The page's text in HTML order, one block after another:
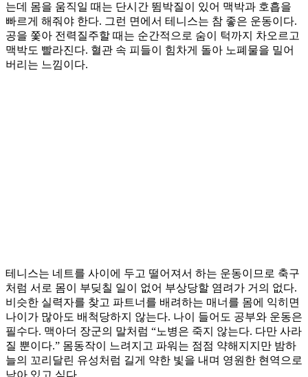
는데 몸을 움직일 때는 단시간 뜀박질이 있어 맥박과 호흡을
빠르게 해줘야 한다. 그런 면에서 테니스는 참 좋은 운동이다.
공을 쫓아 전력질주할 때는 순간적으로 숨이 턱까지 차오르고
맥박도 빨라진다. 혈관 속 피들이 힘차게 돌아 노폐물을 밀어
버리는 느낌이다.
테니스는 네트를 사이에 두고 떨어져서 하는 운동이므로 축구
처럼 서로 몸이 부딪칠 일이 없어 부상당할 염려가 거의 없다.
비슷한 실력자를 찾고 파트너를 배려하는 매너를 몸에 익히면
나이가 많아도 배척당하지 않는다. 나이 들어도 공부와 운동은
필수다. 맥아더 장군의 말처럼 “노병은 죽지 않는다. 다만 사라
질 뿐이다.” 몸동작이 느려지고 파워는 점점 약해지지만 밤하
늘의 꼬리달린 유성처럼 길게 약한 빛을 내며 영원한 현역으로